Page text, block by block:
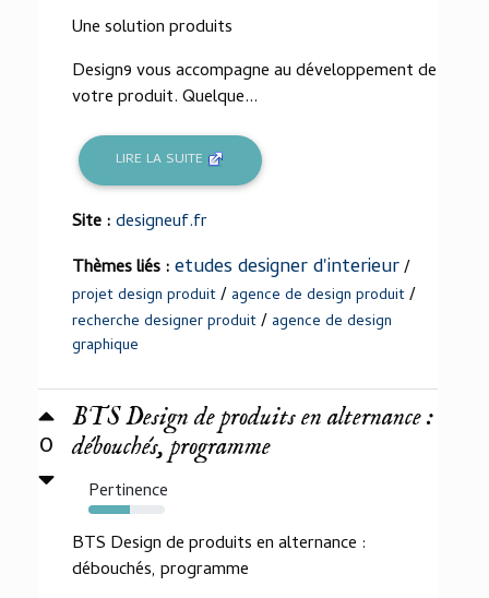
Une solution produits
Design9 vous accompagne au développement de
votre produit. Quelque...
LIRE LA SUITE
Site :designeuf.fr
Thèmes liés :etudes designer d'interieur/
projet design produit/agence de design produit/
recherche designer produit/agence de design
graphique
0
BTS Design de produits en alternance :
débouchés, programme
Pertinence
54%
BTS Design de produits en alternance :
débouchés, programme